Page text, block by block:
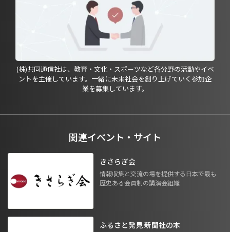
(株)共同通信社は、教育・文化・スポーツなど各分野の活動やイベ
ントを主催しています。一緒に未来社会を創り上げていく参加企
業を募集しています。
関連イベント・サイト
きさらぎ会
情報収集と交流の場を提供する日本で最も
歴史ある会員制の講演会組織
ふるさと発見 新聞社の本